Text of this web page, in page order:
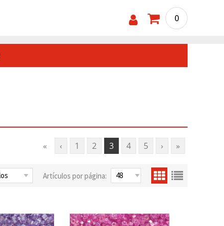
0
« ‹ 1 2 3 4 5 › »
Artículos por página: